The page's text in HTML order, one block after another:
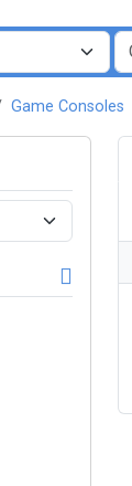
Game Consoles